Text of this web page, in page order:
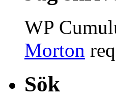
WP
Morton
Sök